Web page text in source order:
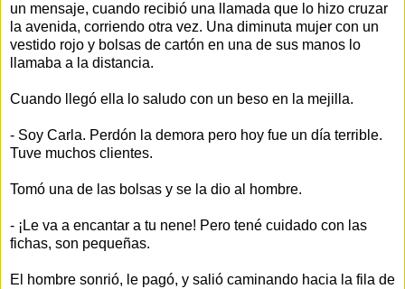
un mensaje, cuando recibió una llamada que lo hizo cruzar
la avenida, corriendo otra vez. Una diminuta mujer con un
vestido rojo y bolsas de cartón en una de sus manos lo
llamaba a la distancia.
Cuando llegó ella lo saludo con un beso en la mejilla.
- Soy Carla. Perdón la demora pero hoy fue un día terrible.
Tuve muchos clientes.
Tomó una de las bolsas y se la dio al hombre.
- ¡Le va a encantar a tu nene! Pero tené cuidado con las
fichas, son pequeñas.
El hombre sonrió, le pagó, y salió caminando hacia la fila de